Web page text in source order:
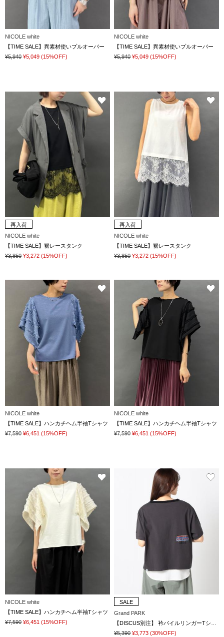
NICOLE white
【TIME SALE】異素材使いプルオーバー
¥5,940 ¥5,049 (15%OFF)
NICOLE white
【TIME SALE】異素材使いプルオーバー
¥5,940 ¥5,049 (15%OFF)
再入荷
NICOLE white
【TIME SALE】裾レースタンク
¥3,850 ¥3,272 (15%OFF)
再入荷
NICOLE white
【TIME SALE】裾レースタンク
¥3,850 ¥3,272 (15%OFF)
NICOLE white
【TIME SALE】ハンカチヘム半袖Tシャツ
¥7,590 ¥6,451 (15%OFF)
NICOLE white
【TIME SALE】ハンカチヘム半袖Tシャツ
¥7,590 ¥6,451 (15%OFF)
NICOLE white
【TIME SALE】ハンカチヘム半袖Tシャツ
¥7,590 ¥6,451 (15%OFF)
SALE
Grand PARK
¥5,390 ¥3,773 (30%OFF)